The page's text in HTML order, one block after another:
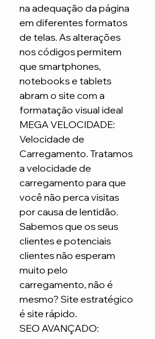
na adequação da página
em diferentes formatos
de telas. As alterações
nos códigos permitem
que smartphones,
notebooks e tablets
abram o site com a
formatação visual ideal
MEGA VELOCIDADE:
Velocidade de
Carregamento. Tratamos
a velocidade de
carregamento para que
você não perca visitas
por causa de lentidão.
Sabemos que os seus
clientes e potenciais
clientes não esperam
muito pelo
carregamento, não é
mesmo? Site estratégico
é site rápido.
SEO AVANÇADO: